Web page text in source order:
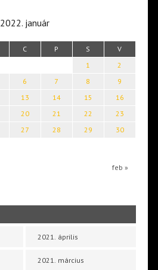
2022. január
C P S V
feb »
1
2
6 7 8
9
13 14 15
16
20 21 22
23
27 28 29
30
2021. április
2021. március